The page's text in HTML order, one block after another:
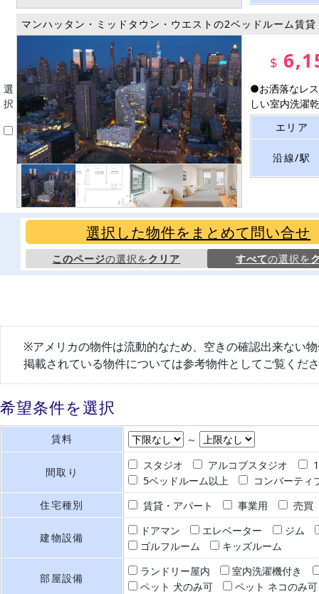
選
択
マンハッタン・ミッドタウン・ウエストの2ベッドルーム賃
$
●お洒落なレ
しい室内洗濯
エリア
沿線/駅
選択した物件をまとめて問い合せ
このページの選択をクリア すべての選択を
※アメリカの物件は流動的なため、空きの確認出来ない
掲載されている物件については参考物件としてご覧くだ
希望条件を選択
賃料 ～
間取り
スタジオ アルコブスタジオ
5ベッドルーム以上
コンバーティ
住宅種別
賃貸・アパート 事業用 売買
建物設備
ドアマン エレベーター
ジム
ゴルフルーム
キッズルーム
部屋設備
ランドリー屋内
室内洗濯機付き
ペット 犬のみ可
ペット ネコのみ可